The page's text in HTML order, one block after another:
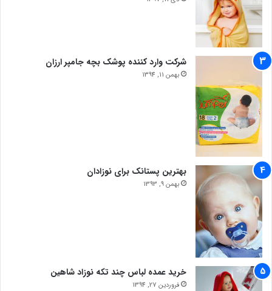
شرکت وارد کننده پوشک بچه جامپر ارزان
بهمن 11, 1394
بهترین پستانک برای نوزادان
بهمن 9, 1393
خرید عمده لباس چند تکه نوزاد شاهین
فروردین 27, 1394